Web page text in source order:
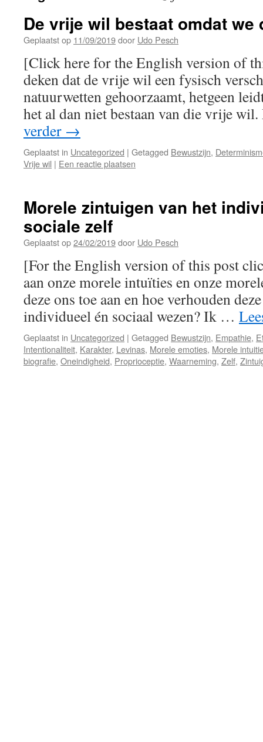
De vrije wil bestaat omdat we
Geplaatst op 11/09/2019door Udo Pesch
[Click here for the English version of
deken dat de vrije wil een fysisch
natuurwetten gehoorzaamt, hetgeen
het al dan niet bestaan van die vrije
verder →
Geplaatst in Uncategorized | Getagged Bewustzijn,
Vrije wil | Een reactie plaatsen
Morele zintuigen van het
sociale zelf
Geplaatst op24/02/2019door Udo Pesch
[For the English version of this post
aan onze morele intuïties en onze
deze ons toe aan en hoe verhouden
individueel én sociaal wezen? Ik …
Geplaatst in Uncategorized | Getagged Bewustzijn, Empathie,
Intentionaliteit, Karakter, Levinas, Morele emoties, Morele
biografie, Oneindigheid, Proprioceptie, Waarneming, Zelf,